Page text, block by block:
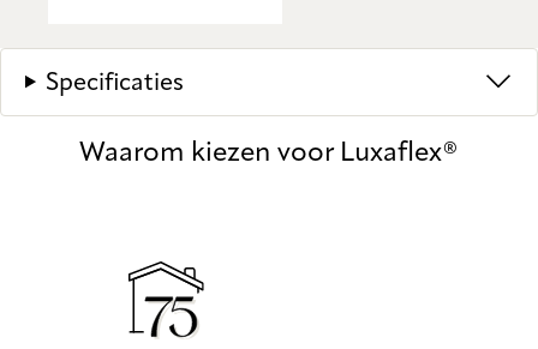
Specificaties
Waarom kiezen voor Luxaflex®